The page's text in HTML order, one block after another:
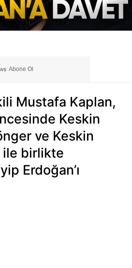
Abone Ol
Mustafa Kaplan,
Keskin
ve Keskin
ile birlikte
Erdoğan’ı